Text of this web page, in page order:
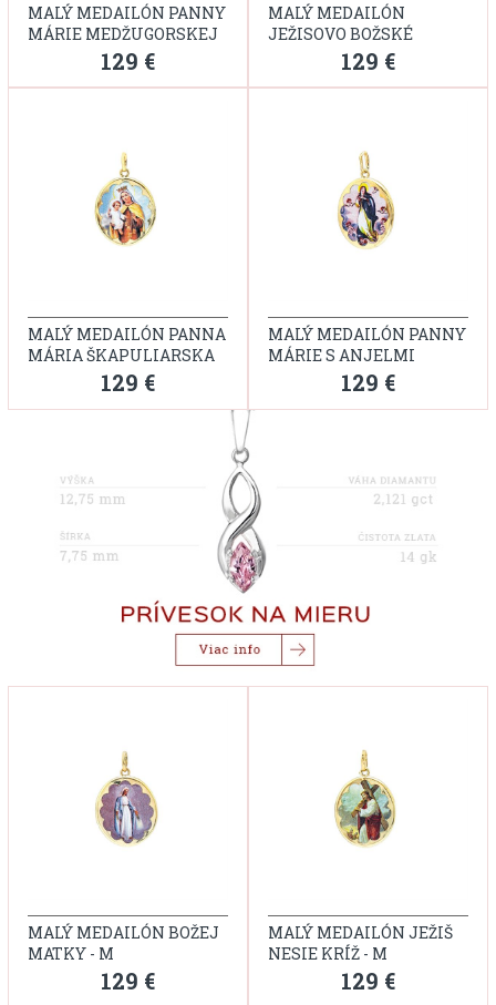
MALÝ MEDAILÓN PANNY
MÁRIE MEDŽUGORSKEJ
129 €
MALÝ MEDAILÓN
JEŽISOVO BOŽSKÉ
129 €
MALÝ MEDAILÓN PANNA
MÁRIA ŠKAPULIARSKA
129 €
MALÝ MEDAILÓN PANNY
MÁRIE S ANJELMI
129 €
MALÝ MEDAILÓN BOŽEJ
MATKY - M
129 €
MALÝ MEDAILÓN JEŽIŠ
NESIE KRÍŽ - M
129 €